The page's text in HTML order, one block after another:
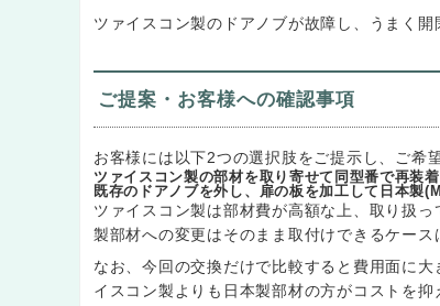
ツァイスコン製のドアノブが故障し、うまく
ご提案・お客様への確認事項
お客様には以下2つの選択肢をご提示し、ご希
ツァイスコン製の部材を取り寄せて同型番で再装着
既存のドアノブを外し、扉の板を加工して日本製
ツァイスコン製は部材費が高額な上、取り扱
製部材への変更はそのまま取付けできるケー
なお、今回の交換だけで比較すると費用面に
イスコン製よりも日本製部材の方がコストを抑